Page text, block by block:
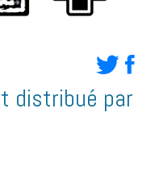
distribué par